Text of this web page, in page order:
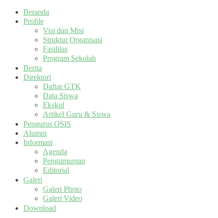
Beranda
Profile
Visi dan Misi
Struktur Organisasi
Fasilitas
Program Sekolah
Berita
Direktori
Daftar GTK
Data Siswa
Ekskul
Artikel Guru & Siswa
Pengurus OSIS
Alumni
Informasi
Agenda
Pengumuman
Editorial
Galeri
Galeri Photo
Galeri Video
Download